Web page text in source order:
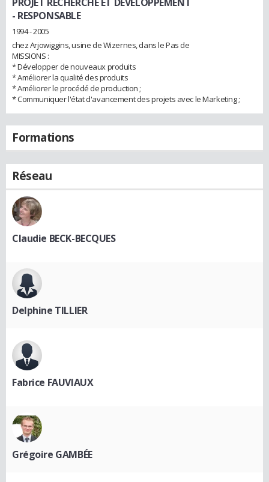
PROJET RECHERCHE ET DEVELOPPEMENT
- RESPONSABLE
1994 - 2005
chez Arjowiggins, usine de Wizernes, dans le Pas de
MISSIONS :
* Développer de nouveaux produits
* Améliorer la qualité des produits
* Améliorer le procédé de production ;
* Communiquer l'état d'avancement des projets avec le Marketing ;
Formations
Réseau
Claudie BECK-BECQUES
Delphine TILLIER
Fabrice FAUVIAUX
Grégoire GAMBÉE